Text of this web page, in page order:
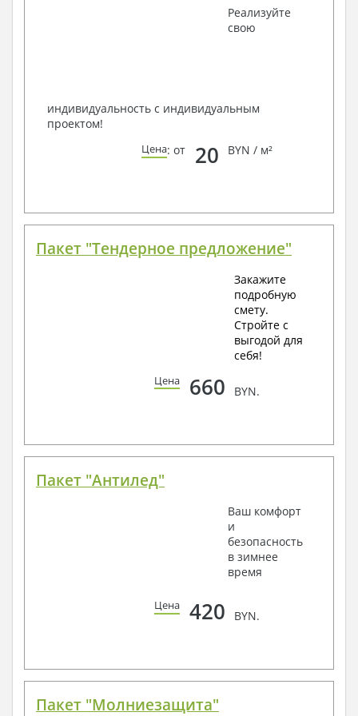
Получить профессиональную консультацию у
наших специалистов, Вы можете любым
Реализуйте
свою
индивидуальность с индивидуальным
проектом!
Цена: от 20 BYN / м²
Пакет "Тендерное предложение"
Закажите
подробную
смету.
Стройте с
выгодой для
себя!
Цена 660 BYN.
Пакет "Антилед"
Ваш комфорт
и
безопасность
в зимнее
время
Цена 420 BYN.
Пакет "Молниезащита"